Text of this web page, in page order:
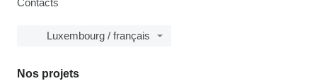
Contacts
Luxembourg / français
Nos projets